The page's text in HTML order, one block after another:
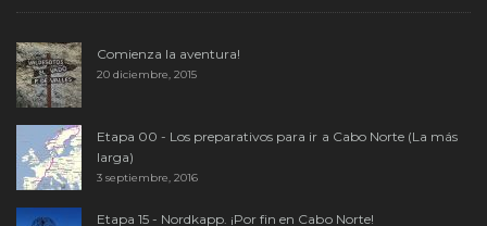
Comienza la aventura!
20 diciembre, 2015
Etapa 00 - Los preparativos para ir a Cabo Norte (La más
larga)
3 septiembre, 2016
Etapa 15 - Nordkapp. ¡Por fin en Cabo Norte!